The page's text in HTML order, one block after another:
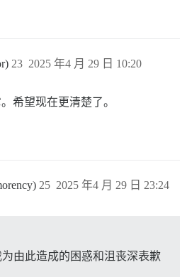
2025 年4 月 29 日 10:20
23
希望现在更清楚了。
2025 年4 月 29 日 23:24
25
由此造成的困惑和沮丧深表歉